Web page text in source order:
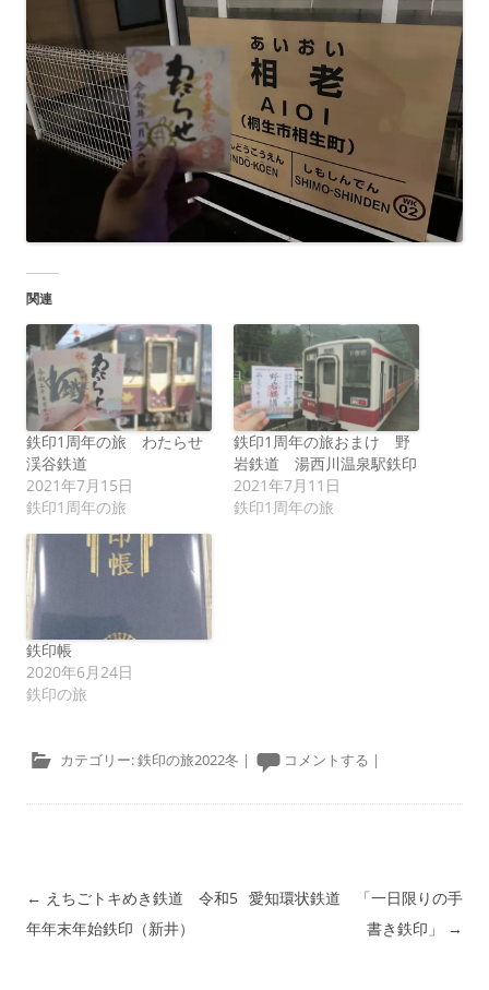
関連
鉄印1周年の旅 わたらせ
渓谷鉄道
2021年7月15日
鉄印1周年の旅
鉄印1周年の旅おまけ 野
岩鉄道 湯西川温泉駅鉄印
2021年7月11日
鉄印1周年の旅
鉄印帳
2020年6月24日
鉄印の旅
カテゴリー:鉄印の旅2022冬 | コメントする |
投稿ナビゲーション
← えちごトキめき鉄道 令和5
年年末年始鉄印（新井）
愛知環状鉄道 「一日限りの手
書き鉄印」
→